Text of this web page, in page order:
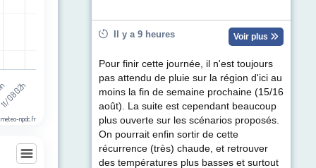
08 02h
meteo-npdc.fr
Il y a 9 heures Voir plus
Pour finir cette journée, il n'est toujours
pas attendu de pluie sur la région d'ici au
moins la fin de semaine prochaine (15/16
août). La suite est cependant beaucoup
plus ouverte sur les scénarios proposés.
On pourrait enfin sortir de cette
récurrence (très) chaude, et retrouver
des températures plus basses et surtout